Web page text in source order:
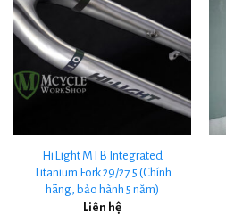
Hi Light MTB Integrated
Titanium Fork 29/27.5 (Chính
hãng, bảo hành 5 năm)
Liên hệ